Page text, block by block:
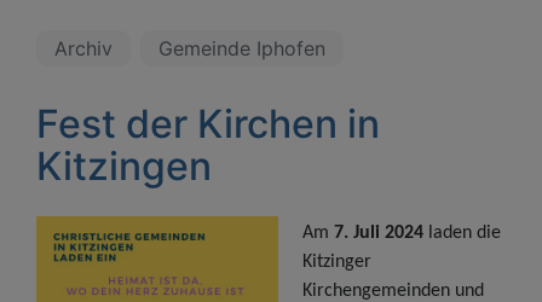
Archiv Gemeinde Iphofen
Fest der Kirchen in
Kitzingen
Am 7. Juli 2024 laden die
Kitzinger
Kirchengemeinden und